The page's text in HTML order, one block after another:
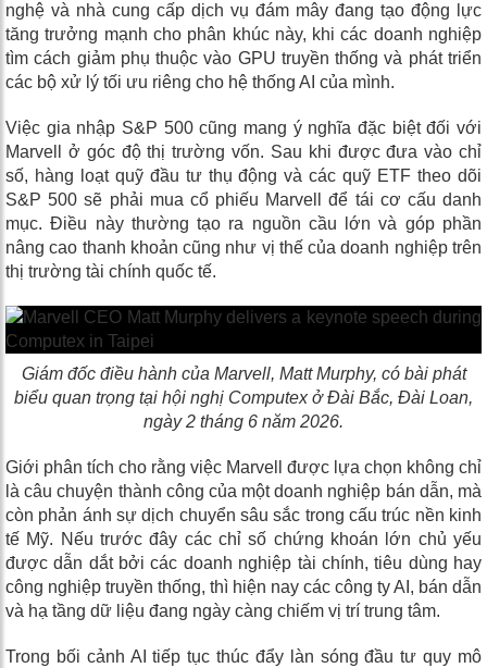
nghệ và nhà cung cấp dịch vụ đám mây đang tạo động lực
tăng trưởng mạnh cho phân khúc này, khi các doanh nghiệp
tìm cách giảm phụ thuộc vào GPU truyền thống và phát triển
các bộ xử lý tối ưu riêng cho hệ thống AI của mình.
Việc gia nhập S&P 500 cũng mang ý nghĩa đặc biệt đối với
Marvell ở góc độ thị trường vốn. Sau khi được đưa vào chỉ
số, hàng loạt quỹ đầu tư thụ động và các quỹ ETF theo dõi
S&P 500 sẽ phải mua cổ phiếu Marvell để tái cơ cấu danh
mục. Điều này thường tạo ra nguồn cầu lớn và góp phần
nâng cao thanh khoản cũng như vị thế của doanh nghiệp trên
thị trường tài chính quốc tế.
Giám đốc điều hành của Marvell, Matt Murphy, có bài phát
biểu quan trọng tại hội nghị Computex ở Đài Bắc, Đài Loan,
ngày 2 tháng 6 năm 2026.
Giới phân tích cho rằng việc Marvell được lựa chọn không chỉ
là câu chuyện thành công của một doanh nghiệp bán dẫn, mà
còn phản ánh sự dịch chuyển sâu sắc trong cấu trúc nền kinh
tế Mỹ. Nếu trước đây các chỉ số chứng khoán lớn chủ yếu
được dẫn dắt bởi các doanh nghiệp tài chính, tiêu dùng hay
công nghiệp truyền thống, thì hiện nay các công ty AI, bán dẫn
và hạ tầng dữ liệu đang ngày càng chiếm vị trí trung tâm.
Trong bối cảnh AI tiếp tục thúc đẩy làn sóng đầu tư quy mô